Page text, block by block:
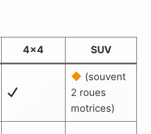
4×4 SUV
(souvent
2 roues
motrices)